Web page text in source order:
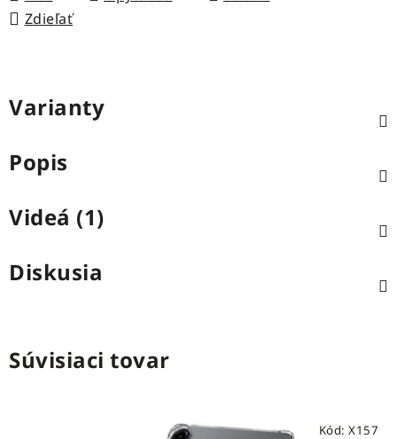
Zdieľať
Varianty
Popis
Videá (1)
Diskusia
Súvisiaci tovar
Kód: X157